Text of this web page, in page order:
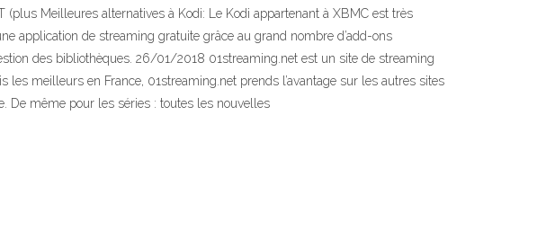
Meilleures alternatives à Kodi: Le Kodi appartenant à XBMC est très
application de streaming gratuite grâce au grand nombre d’add-ons
des bibliothèques. 26/01/2018 01streaming.net est un site de streaming
meilleurs en France, 01streaming.net prends l’avantage sur les autres sites
De même pour les séries : toutes les nouvelles